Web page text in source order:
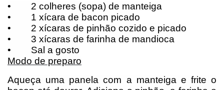
•
2 colheres (sopa) de manteiga
•
1 xícara de bacon picado
•
2 xícaras de pinhão cozido e picado
•
3 xícaras de farinha de mandioca
•
Sal a gosto
Modo de preparo
Aqueça uma panela com a manteiga e frite o